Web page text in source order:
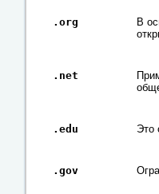
.org
В
.net
.edu Это
.gov